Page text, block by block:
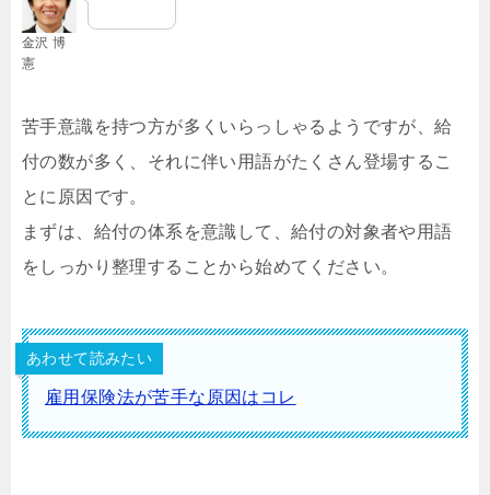
金沢 博
憲
苦手意識を持つ方が多くいらっしゃるようですが、給
付の数が多く、それに伴い用語がたくさん登場するこ
とに原因です。
まずは、給付の体系を意識して、給付の対象者や用語
をしっかり整理することから始めてください。
あわせて読みたい
雇用保険法が苦手な原因はコレ